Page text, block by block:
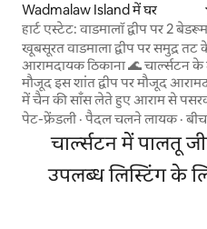
Wadmalaw Island में घर
हार्ट एस्टेट: वाडमालॉ द्वीप पर 2 बेडरूम
खूबसूरत वाडमाला द्वीप पर समुद्र
आरामदायक ठिकाना 🌊 चार्ल्सटन के ठीक बाहर
मौजूद इस शांत द्वीप पर मौजूद
में चैन की साँस लेते हुए आराम से
असली जादू का अनुभव करें। 🏡 हार्ट परिवार द्वारा
सोच-समझकर बनाया गया 2 बेडरूम
आरामदायक घर ✨ पेशेवर ढंग से
धीमी सुबह और आरामदायक शाम के
सही रोशनी से भरी जगहें ⏰ जहाँ संभव
पेट-फ्रेंडली ·पैदल चलने लायक·बीच
चार्ल्सटन में पालतू
उपलब्ध लिस्टिंग के